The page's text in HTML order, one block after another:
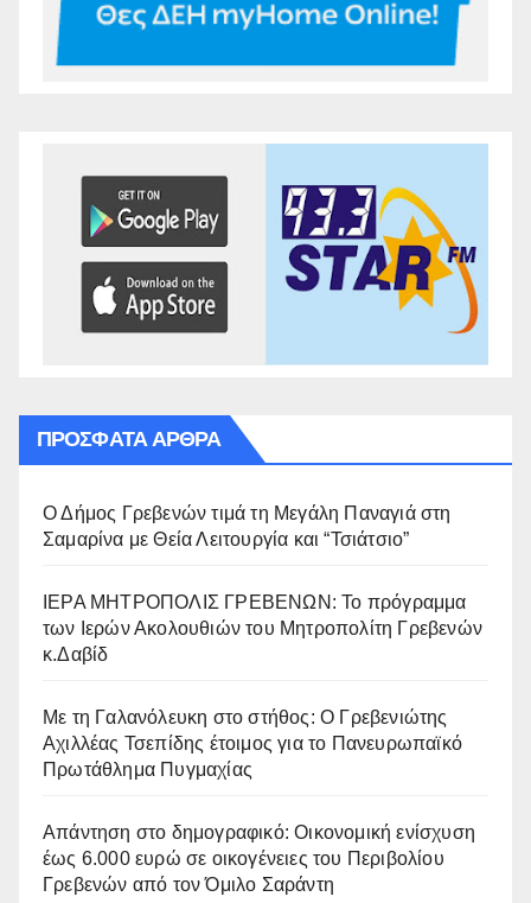
ΠΡΌΣΦΑΤΑ ΆΡΘΡΑ
Ο Δήμος Γρεβενών τιμά τη Μεγάλη Παναγιά στη
Σαμαρίνα με Θεία Λειτουργία και “Τσιάτσιο”
ΙΕΡΑ ΜΗΤΡΟΠΟΛΙΣ ΓΡΕΒΕΝΩΝ: Το πρόγραμμα
των Ιερών Ακολουθιών του Μητροπολίτη Γρεβενών
κ.Δαβίδ
Με τη Γαλανόλευκη στο στήθος: Ο Γρεβενιώτης
Αχιλλέας Τσεπίδης έτοιμος για το Πανευρωπαϊκό
Πρωτάθλημα Πυγμαχίας
Απάντηση στο δημογραφικό: Οικονομική ενίσχυση
έως 6.000 ευρώ σε οικογένειες του Περιβολίου
Γρεβενών από τον Όμιλο Σαράντη